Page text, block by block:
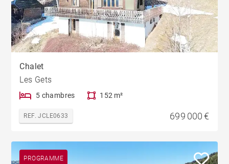
Chalet
Les Gets
5 chambres 152 m²
REF. JCLE0633 699 000 €
PROGRAMME